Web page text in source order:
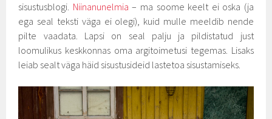
sisustusblogi. Niinanunelmia– ma soome keelt ei oska (ja
ega seal teksti väga ei olegi), kuid mulle meeldib nende
pilte vaadata. Lapsi on seal palju ja pildistatud just
loomulikus keskkonnas oma argitoimetusi tegemas. Lisaks
leiab sealt väga häid sisustusideid lastetoa sisustamiseks.